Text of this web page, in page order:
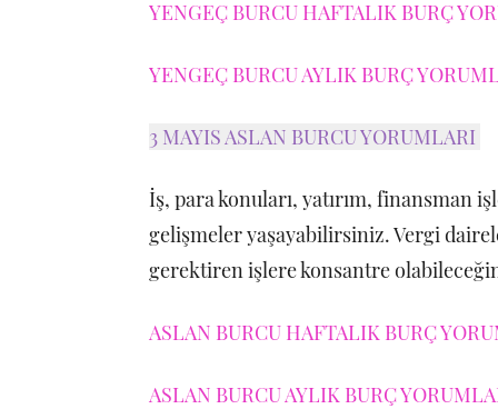
YENGEÇ BURCU HAFTALIK BURÇ
YENGEÇ BURCU AYLIK BURÇ
3 MAYIS ASLAN BURCU YORUMLARI
İş, para konuları, yatırım,
gelişmeler yaşayabilirsiniz. Vergi
gerektiren işlere konsantre
ASLAN BURCU HAFTALIK BURÇ
ASLAN BURCU AYLIK BURÇ